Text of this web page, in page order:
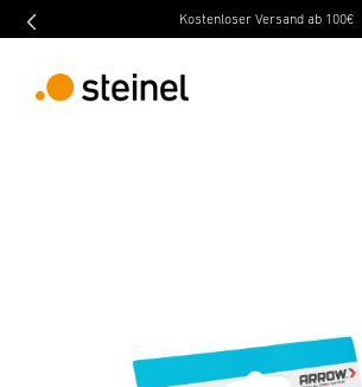
Kostenloser Versand ab 100€